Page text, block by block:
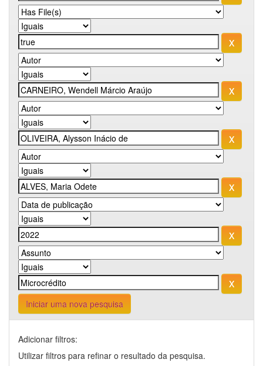
Iniciar uma nova pesquisa
Adicionar filtros:
Utilizar filtros para refinar o resultado da pesquisa.